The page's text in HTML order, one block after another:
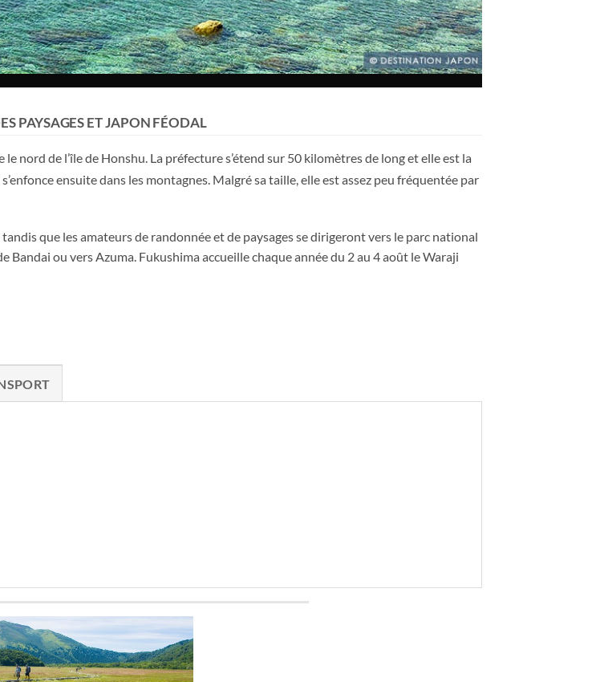
PAYSAGES ET JAPON FÉODAL
nord de l’île de Honshu. La préfecture s’étend sur 50 kilomètres de long et elle est la
ensuite dans les montagnes. Malgré sa taille, elle est assez peu fréquentée par
que les amateurs de randonnée et de paysages se dirigeront vers le parc national
Bandai ou vers Azuma. Fukushima accueille chaque année du 2 au 4 août le Waraji